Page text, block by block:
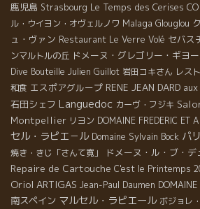
鹿児島 Strasbourg Le Temps des Cerises
ル・ウイヨン・オヴェルノワ Malaga Glouglou
ュ・ヴァン Restaurant Le Verre Volé セバス
ンマルトルの丘 ドメーヌ・グレゴリー・ギヨ
Dive Bouteille Julien Guillot 岩田コキさん レス
和食 エスポアグループ RENE JEAN DARD
石田シェフ Languedoc カーヴ・フジキ
Montpellier リヨン DOMAINE FREDERIC ET
セル・ラピエ－ル Domaine Sylvain Bock パリ
焼き・きじ「さんて寛」
ドメーヌ・ル・ブ・デ
Repaire de Cartouche C'est le Printemps
Oriol ARTIGAS Jean-Paul Daumen
南スペイン マルセル・ラピエール ボジョレ